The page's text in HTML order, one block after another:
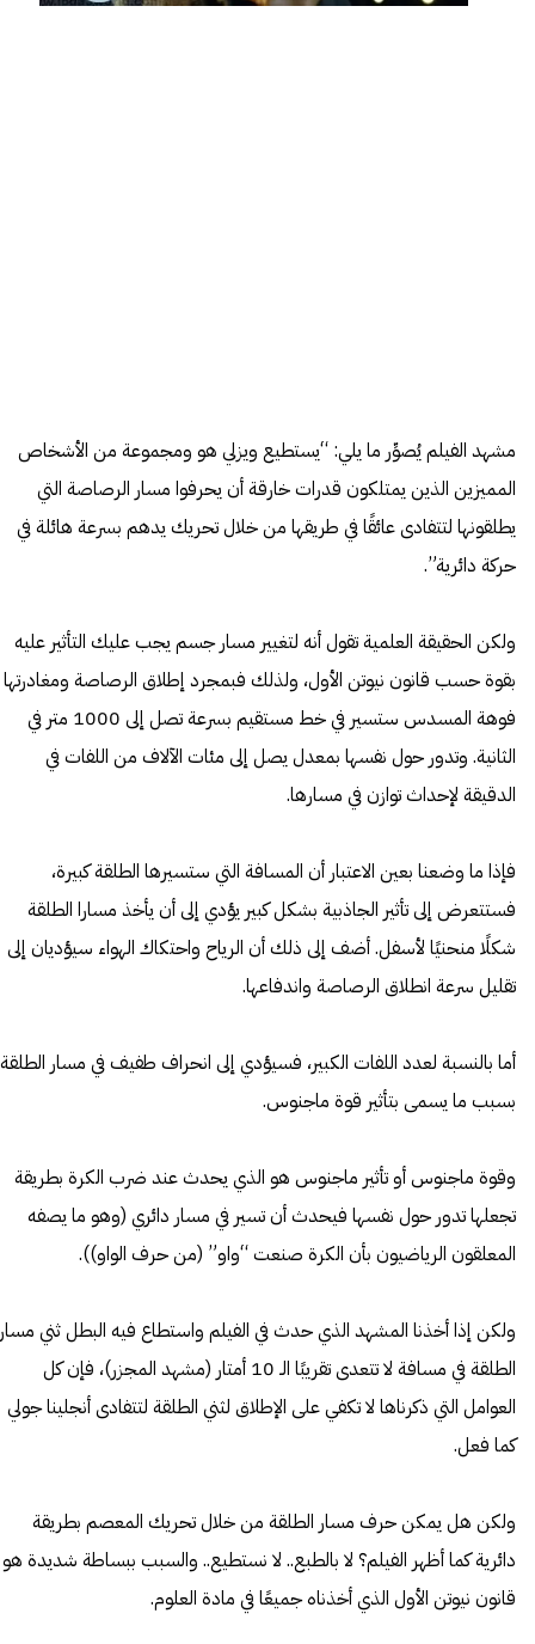
مشهد الفيلم يُصوِّر ما يلي: “يستطيع ويزلي هو ومجموعة من الأشخاص
المميزين الذين يمتلكون قدرات خارقة أن يحرفوا مسار الرصاصة التي
يطلقونها لتتفادى عائقًا في طريقها من خلال تحريك يدهم بسرعة هائلة في
حركة دائرية”.
ولكن الحقيقة العلمية تقول أنه لتغيير مسار جسم يجب عليك التأثير عليه
بقوة حسب قانون نيوتن الأول، ولذلك فبمجرد إطلاق الرصاصة ومغادرتها
فوهة المسدس ستسير في خط مستقيم بسرعة تصل إلى 1000 متر في
الثانية. وتدور حول نفسها بمعدل يصل إلى مئات الآلاف من اللفات في
الدقيقة لإحداث توازن في مسارها.
فإذا ما وضعنا بعين الاعتبار أن المسافة التي ستسيرها الطلقة كبيرة،
فستتعرض إلى تأثير الجاذبية بشكل كبير يؤدي إلى أن يأخذ مسارا الطلقة
شكلًا منحنيًا لأسفل. أضف إلى ذلك أن الرياح واحتكاك الهواء سيؤديان إلى
تقليل سرعة انطلاق الرصاصة واندفاعها.
أما بالنسبة لعدد اللفات الكبير، فسيؤدي إلى انحراف طفيف في مسار الطلقة
بسبب ما يسمى بتأثير قوة ماجنوس.
وقوة ماجنوس أو تأثير ماجنوس هو الذي يحدث عند ضرب الكرة بطريقة
تجعلها تدور حول نفسها فيحدث أن تسير في مسار دائري (وهو ما يصفه
المعلقون الرياضيون بأن الكرة صنعت “واو” (من حرف الواو)).
ولكن إذا أخذنا المشهد الذي حدث في الفيلم واستطاع فيه البطل ثني مسار
الطلقة في مسافة لا تتعدى تقريبًا الـ 10 أمتار (مشهد المجزر)، فإن كل
العوامل التي ذكرناها لا تكفي على الإطلاق لثني الطلقة لتتفادى أنجلينا جولي
كما فعل.
ولكن هل يمكن حرف مسار الطلقة من خلال تحريك المعصم بطريقة
دائرية كما أظهر الفيلم؟ لا بالطبع.. لا نستطيع.. والسبب ببساطة شديدة هو
قانون نيوتن الأول الذي أخذناه جميعًا في مادة العلوم.